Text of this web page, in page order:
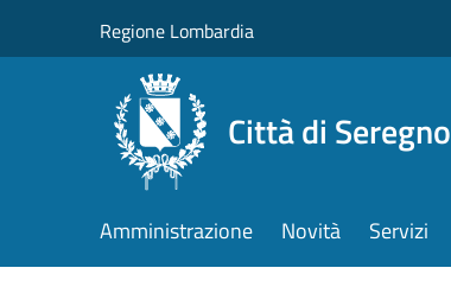
Regione Lombardia
Città di Seregno
Amministrazione Novità Servizi